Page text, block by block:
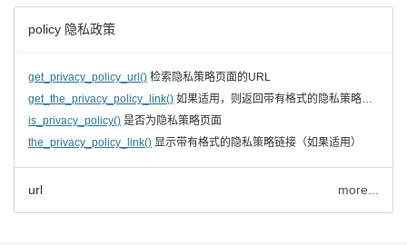
policy 隐私政策
get_privacy_policy_url() 检索隐私策略页面的URL
get_the_privacy_policy_link() 如果适用，则返回带有格式的隐私策略链接
is_privacy_policy() 是否为隐私策略页面
the_privacy_policy_link() 显示带有格式的隐私策略链接（如果适用）
url more...